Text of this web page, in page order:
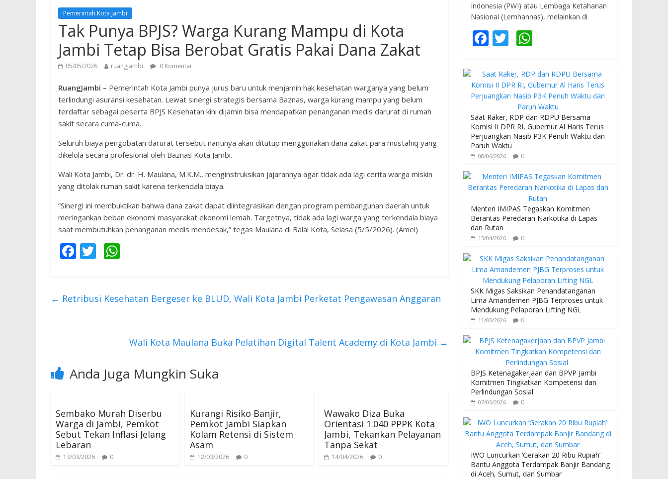
Pemerintah Kota Jambi
Tak Punya BPJS? Warga Kurang Mampu di Kota
Jambi Tetap Bisa Berobat Gratis Pakai Dana Zakat
05/05/2026 ruangjambi 0 Komentar
RuangJambi – Pemerintah Kota Jambi punya jurus baru untuk menjamin hak kesehatan warganya yang belum
terlindungi asuransi kesehatan. Lewat sinergi strategis bersama Baznas, warga kurang mampu yang belum
terdaftar sebagai peserta BPJS Kesehatan kini dijamin bisa mendapatkan penanganan medis darurat di rumah
sakit secara cuma-cuma.
​Seluruh biaya pengobatan darurat tersebut nantinya akan ditutup menggunakan dana zakat para mustahiq yang
dikelola secara profesional oleh Baznas Kota Jambi.
​Wali Kota Jambi, Dr. dr. H. Maulana, M.K.M., menginstruksikan jajarannya agar tidak ada lagi cerita warga miskin
yang ditolak rumah sakit karena terkendala biaya.
​”Sinergi ini membuktikan bahwa dana zakat dapat diintegrasikan dengan program pembangunan daerah untuk
meringankan beban ekonomi masyarakat ekonomi lemah. Targetnya, tidak ada lagi warga yang terkendala biaya
saat membutuhkan penanganan medis mendesak,” tegas Maulana di Balai Kota, Selasa (5/5/2026). (Amel)
F
b
T
er s
p
← Retribusi Kesehatan Bergeser ke BLUD, Wali Kota Jambi Perketat Pengawasan Anggaran
Wali Kota Maulana Buka Pelatihan Digital Talent Academy di Kota Jambi →
Anda Juga Mungkin Suka
Sembako Murah Diserbu
Warga di Jambi, Pemkot
Sebut Tekan Inflasi Jelang
Lebaran
13/03/2026 0
Kurangi Risiko Banjir,
Pemkot Jambi Siapkan
Kolam Retensi di Sistem
Asam
12/03/2026 0
Wawako Diza Buka
Orientasi 1.040 PPPK Kota
Jambi, Tekankan Pelayanan
Tanpa Sekat
14/04/2026 0
Indonesia (PWI) atau Lembaga Ketahanan
Nasional (Lemhannas), melainkan di
F
e
b
o
o
k
T
itt
er
at
s
A
p
p
Saat Raker, RDP dan RDPU Bersama
Komisi II DPR RI, Gubernur Al Haris Terus
Perjuangkan Nasib P3K Penuh Waktu dan
Paruh Waktu
08/06/2026 0
Menteri IMIPAS Tegaskan Komitmen
Berantas Peredaran Narkotika di Lapas
dan Rutan
13/04/2026 0
SKK Migas Saksikan Penandatanganan
Lima Amandemen PJBG Terproses untuk
Mendukung Pelaporan Lifting NGL
11/03/2026 0
BPJS Ketenagakerjaan dan BPVP Jambi
Komitmen Tingkatkan Kompetensi dan
Perlindungan Sosial
07/03/2026 0
IWO Luncurkan ‘Gerakan 20 Ribu Rupiah’
Bantu Anggota Terdampak Banjir Bandang
di Aceh, Sumut, dan Sumbar